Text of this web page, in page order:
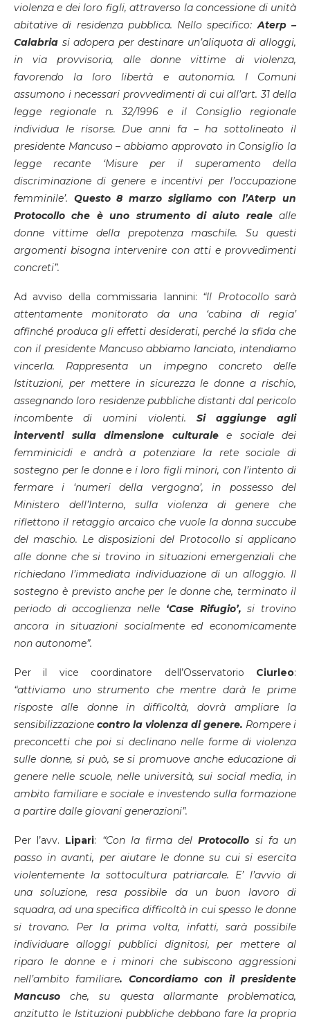
violenza e dei loro figli, attraverso la concessione di unità
abitative di residenza pubblica. Nello specifico:Aterp –
Calabria si adopera per destinare un’aliquota di alloggi,
in via provvisoria, alle donne vittime di violenza,
favorendo la loro libertà e autonomia. I Comuni
assumono i necessari provvedimenti di cui all’art. 31 della
legge regionale n. 32/1996 e il Consiglio regionale
individua le risorse. Due anni fa – ha sottolineato il
presidente Mancuso – abbiamo approvato in Consiglio la
legge recante ‘Misure per il superamento della
discriminazione di genere e incentivi per l’occupazione
femminile’. Questo 8 marzo sigliamo con l’Aterp un
Protocollo che è uno strumento di aiuto realealle
donne vittime della prepotenza maschile. Su questi
argomenti bisogna intervenire con atti e provvedimenti
concreti”.
Ad avviso della commissaria Iannini: “Il Protocollo sarà
attentamente monitorato da una ‘cabina di regia’
affinché produca gli effetti desiderati, perché la sfida che
con il presidente Mancuso abbiamo lanciato, intendiamo
vincerla. Rappresenta un impegno concreto delle
Istituzioni, per mettere in sicurezza le donne a rischio,
assegnando loro residenze pubbliche distanti dal pericolo
incombente di uomini violenti. Si aggiunge agli
interventi sulla dimensione culturalee sociale dei
femminicidi e andrà a potenziare la rete sociale di
sostegno per le donne e i loro figli minori, con l’intento di
fermare i ‘numeri della vergogna’, in possesso del
Ministero dell’Interno, sulla violenza di genere che
riflettono il retaggio arcaico che vuole la donna succube
del maschio. Le disposizioni del Protocollo si applicano
alle donne che si trovino in situazioni emergenziali che
richiedano l’immediata individuazione di un alloggio. Il
sostegno è previsto anche per le donne che, terminato il
periodo di accoglienza nelle ‘Case Rifugio’, si trovino
ancora in situazioni socialmente ed economicamente
non autonome”.
Per il vice coordinatore dell’Osservatorio Ciurleo:
“attiviamo uno strumento che mentre darà le prime
risposte alle donne in difficoltà, dovrà ampliare la
sensibilizzazione contro la violenza di genere. Rompere i
preconcetti che poi si declinano nelle forme di violenza
sulle donne, si può, se si promuove anche educazione di
genere nelle scuole, nelle università, sui social media, in
ambito familiare e sociale e investendo sulla formazione
a partire dalle giovani generazioni”.
Per l’avv. Lipari: “Con la firma delProtocollo si fa un
passo in avanti, per aiutare le donne su cui si esercita
violentemente la sottocultura patriarcale. E’ l’avvio di
una soluzione, resa possibile da un buon lavoro di
squadra, ad una specifica difficoltà in cui spesso le donne
si trovano. Per la prima volta, infatti, sarà possibile
individuare alloggi pubblici dignitosi, per mettere al
riparo le donne e i minori che subiscono aggressioni
nell’ambito familiare. Concordiamo con il presidente
Mancuso che, su questa allarmante problematica,
anzitutto le Istituzioni pubbliche debbano fare la propria